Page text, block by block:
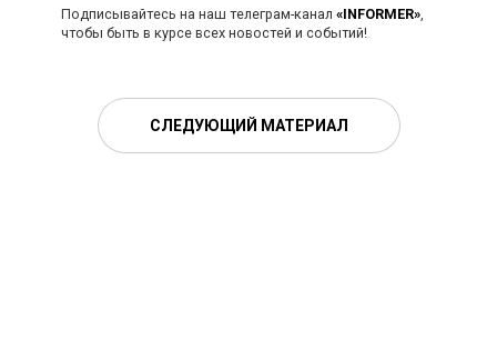
Подписывайтесь на наш телеграм-канал «INFORMER»,
чтобы быть в курсе всех новостей и событий!
СЛЕДУЮЩИЙ МАТЕРИАЛ